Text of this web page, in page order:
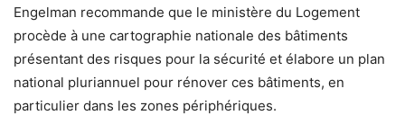
Engelman recommande que le ministère du Logement
procède à une cartographie nationale des bâtiments
présentant des risques pour la sécurité et élabore un plan
national pluriannuel pour rénover ces bâtiments, en
particulier dans les zones périphériques.